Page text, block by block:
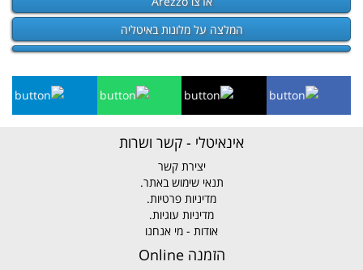
המלצה על מלונות באיטליה
אינאיטלי - קשר ושרות
יצירת קשר
תנאי שימוש באתר.
מדיניות פרטיות.
מדיניות עוגיות.
אודות - מי אנחנו
הזמנה Online